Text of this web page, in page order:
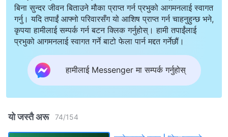
बिना सुन्दर जीवन बिताउने मौका प्राप्त गर्न प्रभुको आगमनलाई स्वागत
गर्नु। यदि तपाईं आफ्नो परिवारसँग यो आशिष प्राप्त गर्न चाहनुहुन्छ भने,
कृपया हामीलाई सम्पर्क गर्न बटन क्लिक गर्नुहोस्। हामी तपाईंलाई
प्रभुको आगमनलाई स्वागत गर्ने बाटो फेला पार्न मद्दत गर्नेछौं।
हामीलाई Messenger मा सम्पर्क गर्नुहोस्
यो जस्तै अरू 74/154